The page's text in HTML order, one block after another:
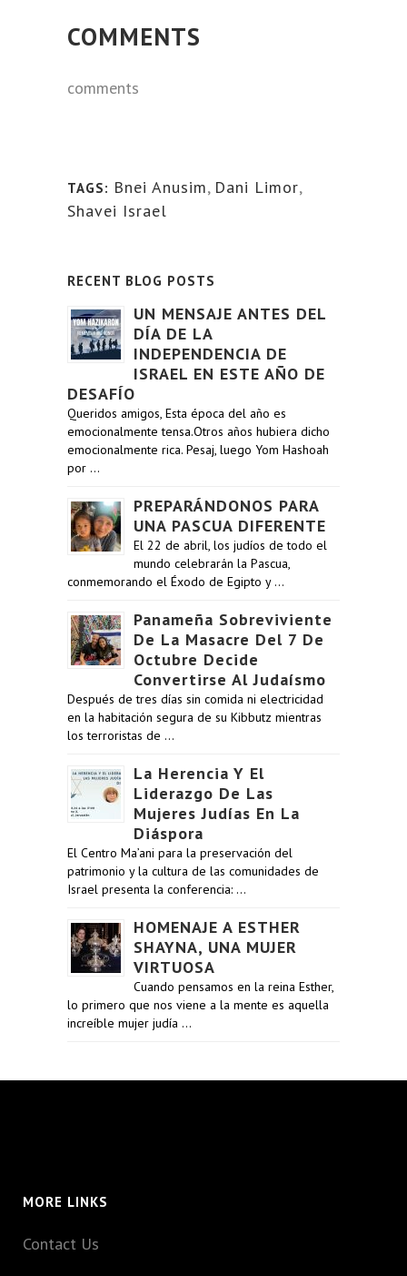
COMMENTS
comments
TAGS: Bnei Anusim, Dani Limor,
Shavei Israel
RECENT BLOG POSTS
UN MENSAJE ANTES DEL
DÍA DE LA
INDEPENDENCIA DE
ISRAEL EN ESTE AÑO DE
DESAFÍO
Queridos amigos, Esta época del año es
emocionalmente tensa.Otros años hubiera dicho
emocionalmente rica. Pesaj, luego Yom Hashoah
por …
PREPARÁNDONOS PARA
UNA PASCUA DIFERENTE
El 22 de abril, los judíos de todo el
mundo celebrarán la Pascua,
conmemorando el Éxodo de Egipto y …
Panameña Sobreviviente
De La Masacre Del 7 De
Octubre Decide
Convertirse Al Judaísmo
Después de tres días sin comida ni electricidad
en la habitación segura de su Kibbutz mientras
los terroristas de …
La Herencia Y El
Liderazgo De Las
Mujeres Judías En La
Diáspora
El Centro Ma’ani para la preservación del
patrimonio y la cultura de las comunidades de
Israel presenta la conferencia: …
HOMENAJE A ESTHER
SHAYNA, UNA MUJER
VIRTUOSA
Cuando pensamos en la reina Esther,
lo primero que nos viene a la mente es aquella
increíble mujer judía …
MORE LINKS
Contact Us